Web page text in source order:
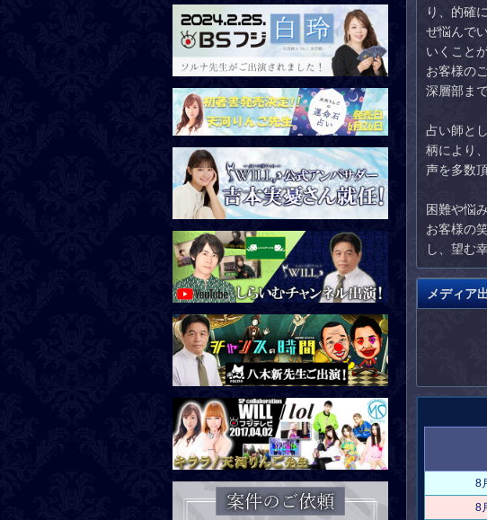
り、的確
ぜ悩んで
いくこと
お客様の
深層部ま
占い師と
柄により
声を多数
困難や悩
お客様の
し、望む
メディア
8
8